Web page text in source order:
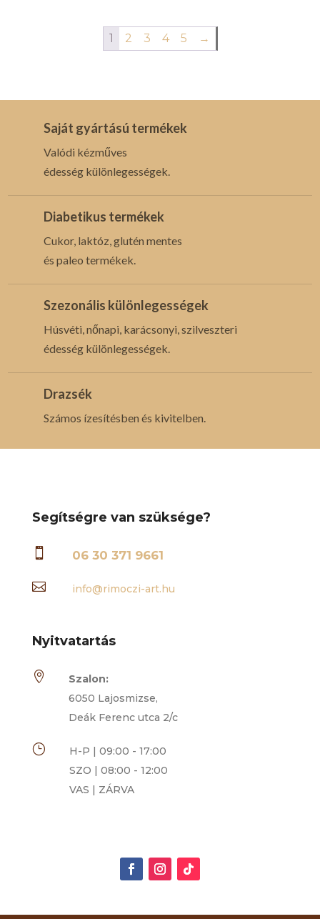
1 2 3 4 5 →
Saját gyártású termékek
Valódi kézműves
édesség különlegességek.
Diabetikus termékek
Cukor, laktóz, glutén mentes
és paleo termékek.
Szezonális különlegességek
Húsvéti, nőnapi, karácsonyi, szilveszteri
édesség különlegességek.
Drazsék
Számos ízesítésben és kivitelben.
Segítségre van szüksége?
 06 30 371 9661
 info@rimoczi-art.hu
Nyitvatartás

Szalon:
6050 Lajosmizse,
Deák Ferenc utca 2/c
}
H-P | 09:00 - 17:00
SZO | 08:00 - 12:00
VAS | ZÁRVA